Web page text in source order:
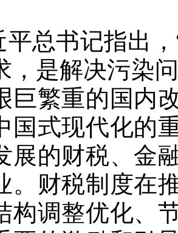
平总书记指出
，是解决污染
巨繁重的国内
国式现代化的
展的财税、金
。财税制度在
构调整优化、